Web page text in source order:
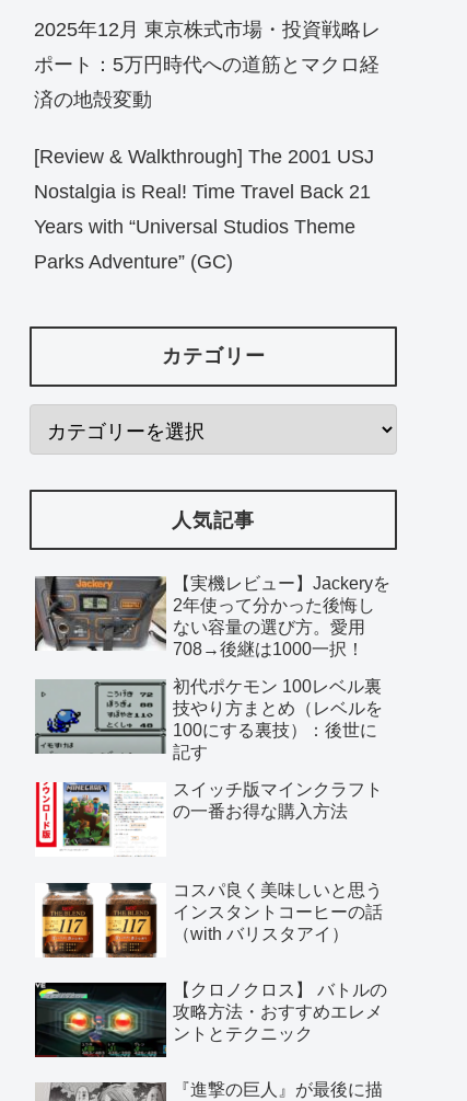
2025年12月 東京株式市場・投資戦略レ
ポート：5万円時代への道筋とマクロ経
済の地殻変動
[Review & Walkthrough] The 2001 USJ
Nostalgia is Real! Time Travel Back 21
Years with “Universal Studios Theme
Parks Adventure” (GC)
カテゴリー
人気記事
【実機レビュー】Jackeryを
2年使って分かった後悔し
ない容量の選び方。愛用
708→後継は1000一択！
初代ポケモン 100レベル裏
技やり方まとめ（レベルを
100にする裏技）：後世に
記す
スイッチ版マインクラフト
の一番お得な購入方法
コスパ良く美味しいと思う
インスタントコーヒーの話
（with バリスタアイ）
【クロノクロス】 バトルの
攻略方法・おすすめエレメ
ントとテクニック
『進撃の巨人』が最後に描